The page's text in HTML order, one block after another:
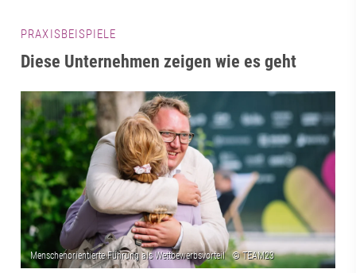
PRAXISBEISPIELE
Diese Unternehmen zeigen wie es geht